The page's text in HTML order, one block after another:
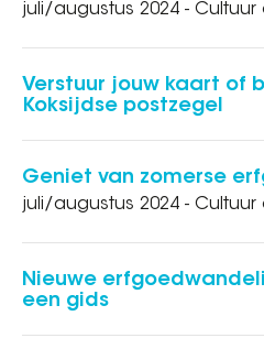
juli/augustus 2024 - Cultuur
Verstuur jouw kaart of
Koksijdse postzegel
Geniet van zomerse
juli/augustus 2024 - Cultuur
Nieuwe
een gids